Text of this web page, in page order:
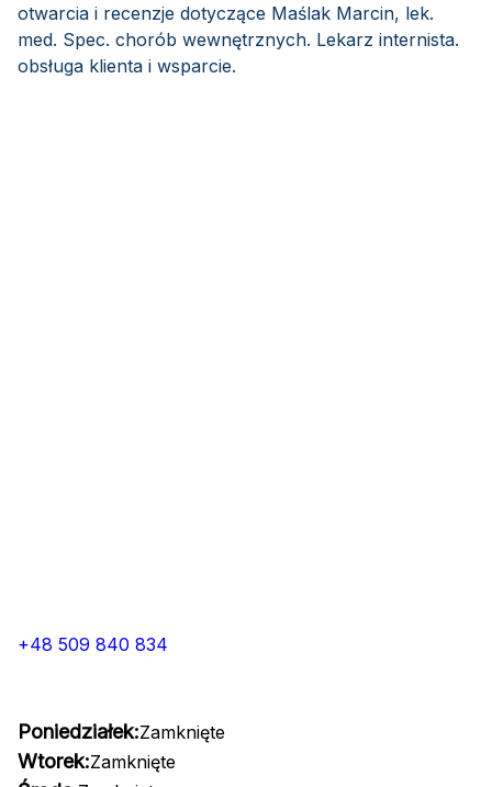
otwarcia i recenzje dotyczące Maślak Marcin, lek.
med. Spec. chorób wewnętrznych. Lekarz internista.
obsługa klienta i wsparcie.
+48 509 840 834
Poniedziałek:Zamknięte
Wtorek:Zamknięte